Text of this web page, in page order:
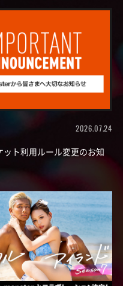
2026.07.24
ット利用ルール変更のお知